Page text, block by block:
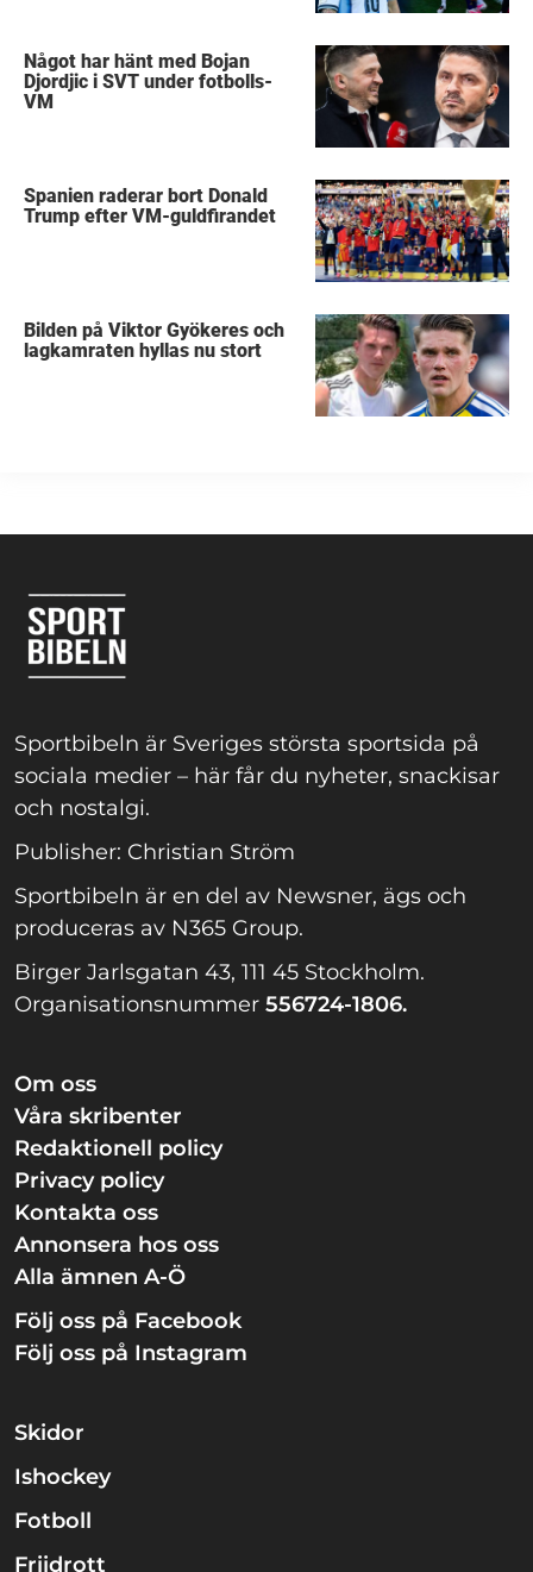
Något har hänt med Bojan
Djordjic i SVT under fotbolls-
VM
Spanien raderar bort Donald
Trump efter VM-guldfirandet
Bilden på Viktor Gyökeres och
lagkamraten hyllas nu stort
Sportbibeln är Sveriges största sportsida på
sociala medier – här får du nyheter, snackisar
och nostalgi.
Publisher: Christian Ström
Sportbibeln är en del av Newsner, ägs och
produceras av N365 Group.
Birger Jarlsgatan 43, 111 45 Stockholm.
Organisationsnummer 556724-1806.
Om oss
Våra skribenter
Redaktionell policy
Privacy policy
Kontakta oss
Annonsera hos oss
Alla ämnen A-Ö
Följ oss på Facebook
Följ oss på Instagram
Skidor
Ishockey
Fotboll
Friidrott